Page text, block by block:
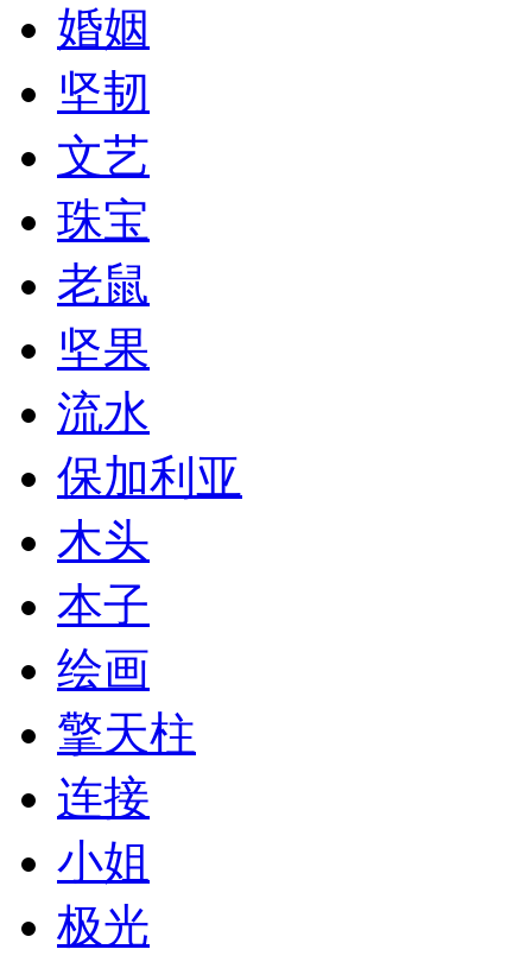
婚姻
坚韧
文艺
珠宝
老鼠
坚果
流水
保加利亚
木头
本子
绘画
擎天柱
连接
小姐
极光